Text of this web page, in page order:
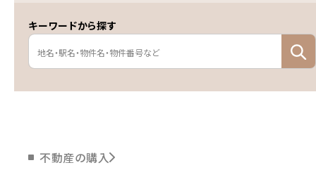
キーワードから探す
不動産の購入